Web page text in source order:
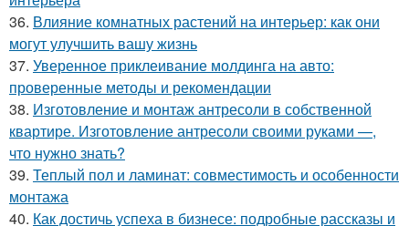
36. Влияние комнатных растений на интерьер: как они
могут улучшить вашу жизнь
37. Уверенное приклеивание молдинга на авто:
проверенные методы и рекомендации
38. Изготовление и монтаж антресоли в собственной
квартире. Изготовление антресоли своими руками —,
что нужно знать?
39. Теплый пол и ламинат: совместимость и особенности
монтажа
40. Как достичь успеха в бизнесе: подробные рассказы и